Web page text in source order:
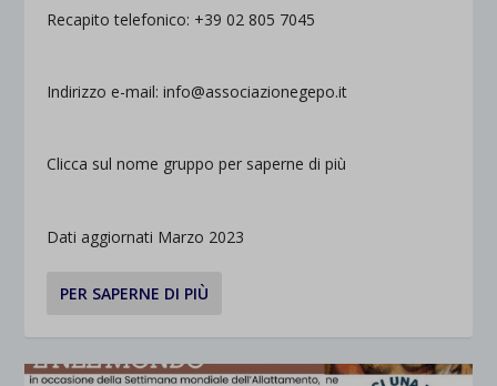
Recapito telefonico: +39 02 805 7045
Indirizzo e-mail: info@associazionegepo.it
Clicca sul nome gruppo per saperne di più
Dati aggiornati Marzo 2023
PER SAPERNE DI PIÙ